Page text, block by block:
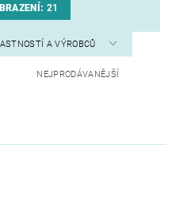
21
A VÝROBCŮ
NEJPRODÁVANĚJŠÍ